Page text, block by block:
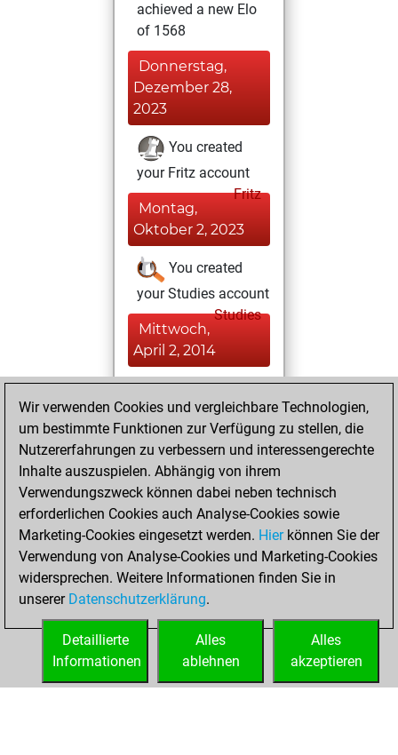
achieved a new Elo
of 1568
Donnerstag,
Dezember 28,
2023
You created
your Fritz account
Fritz
Montag,
Oktober 2, 2023
You created
your Studies account
Studies
Mittwoch,
April 2, 2014
You played 62
blitz games
Play
You scored +32
=3 -27 in blitz
Donnerstag, März
6, 2014
You played 2
slow games
Play
You scored +2
=0 -0 in slow games
Wir verwenden Cookies und vergleichbare Technologien,
um bestimmte Funktionen zur Verfügung zu stellen, die
Nutzererfahrungen zu verbessern und interessengerechte
Inhalte auszuspielen. Abhängig von ihrem
Verwendungszweck können dabei neben technisch
erforderlichen Cookies auch Analyse-Cookies sowie
Marketing-Cookies eingesetzt werden. Hierkönnen Sie der
Verwendung von Analyse-Cookies und Marketing-Cookies
widersprechen. Weitere Informationen finden Sie in
unserer Datenschutzerklärung.
Alles
akzeptieren
Alles
ablehnen
Detaillierte
Informationen